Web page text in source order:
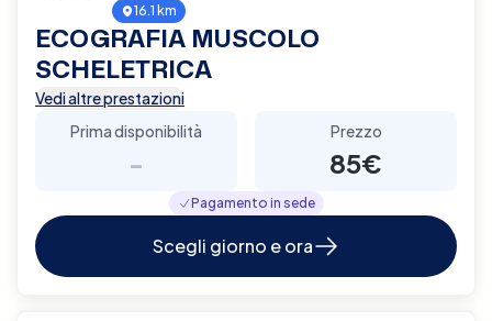
16.1 km
ECOGRAFIA MUSCOLO
SCHELETRICA
Vedi altre prestazioni
Prima disponibilità
-
Prezzo
85€
Pagamento in sede
Scegli giorno e ora